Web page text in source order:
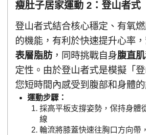
瘦肚子居家運動 2：登山者式
登山者式結合核心穩定、有氧
的機能，有利於快速提升心率
表層脂肪，同時挑戰自身腹直肌
定性。由於登山者式是模擬「
您短時間內感受到腹部和身體的
運動步驟：
採高平板支撐姿勢，保持身體
線
輪流將膝蓋快速往胸口方向帶